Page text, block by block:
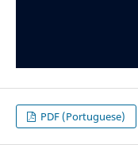
PDF (Portuguese)